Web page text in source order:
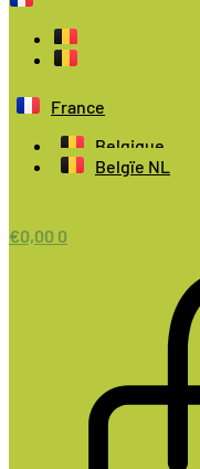
France
Belgique
Belgïe NL
€0,00 0